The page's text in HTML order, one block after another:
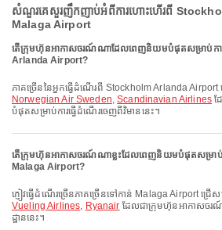
សំណួរគេសួរញឹកញាប់អំពីការហោះហើរពី
Malaga Airport
តើក្រុមហ៊ុនអាកាសចរណ៍ណាដែលពេញនិយមបំផុតសម្រាប់កា
Arlanda Airport?
ភាគច្រើននៃអ្នកធ្វើដំណើរពី Stockholm Arlanda
Norwegian Air Sweden,Scandinavian Airlines ដ
បំផុតសម្រាប់ការធ្វើដំណើរចេញពីវិមាននេះ។
តើក្រុមហ៊ុនអាកាសចរណ៍ណាខ្លះដែលពេញនិយមបំផុតសម្រាប់
Malaga Airport?
ភ្ញៀវធ្វើដំណើរច្រើនភាគច្រើនទៅកាន់ Malaga Airport ជ្
Vueling Airlines, Ryanair ដែលជាក្រុមហ៊ុនអាកាស
ដ្ឋាននេះ។